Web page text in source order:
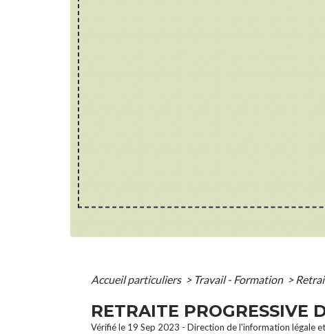
Accueil particuliers > Travail - Formation >
RETRAITE PROGRESSIVE
Vérifié le 19 Sep 2023 - Direction de l'information légale